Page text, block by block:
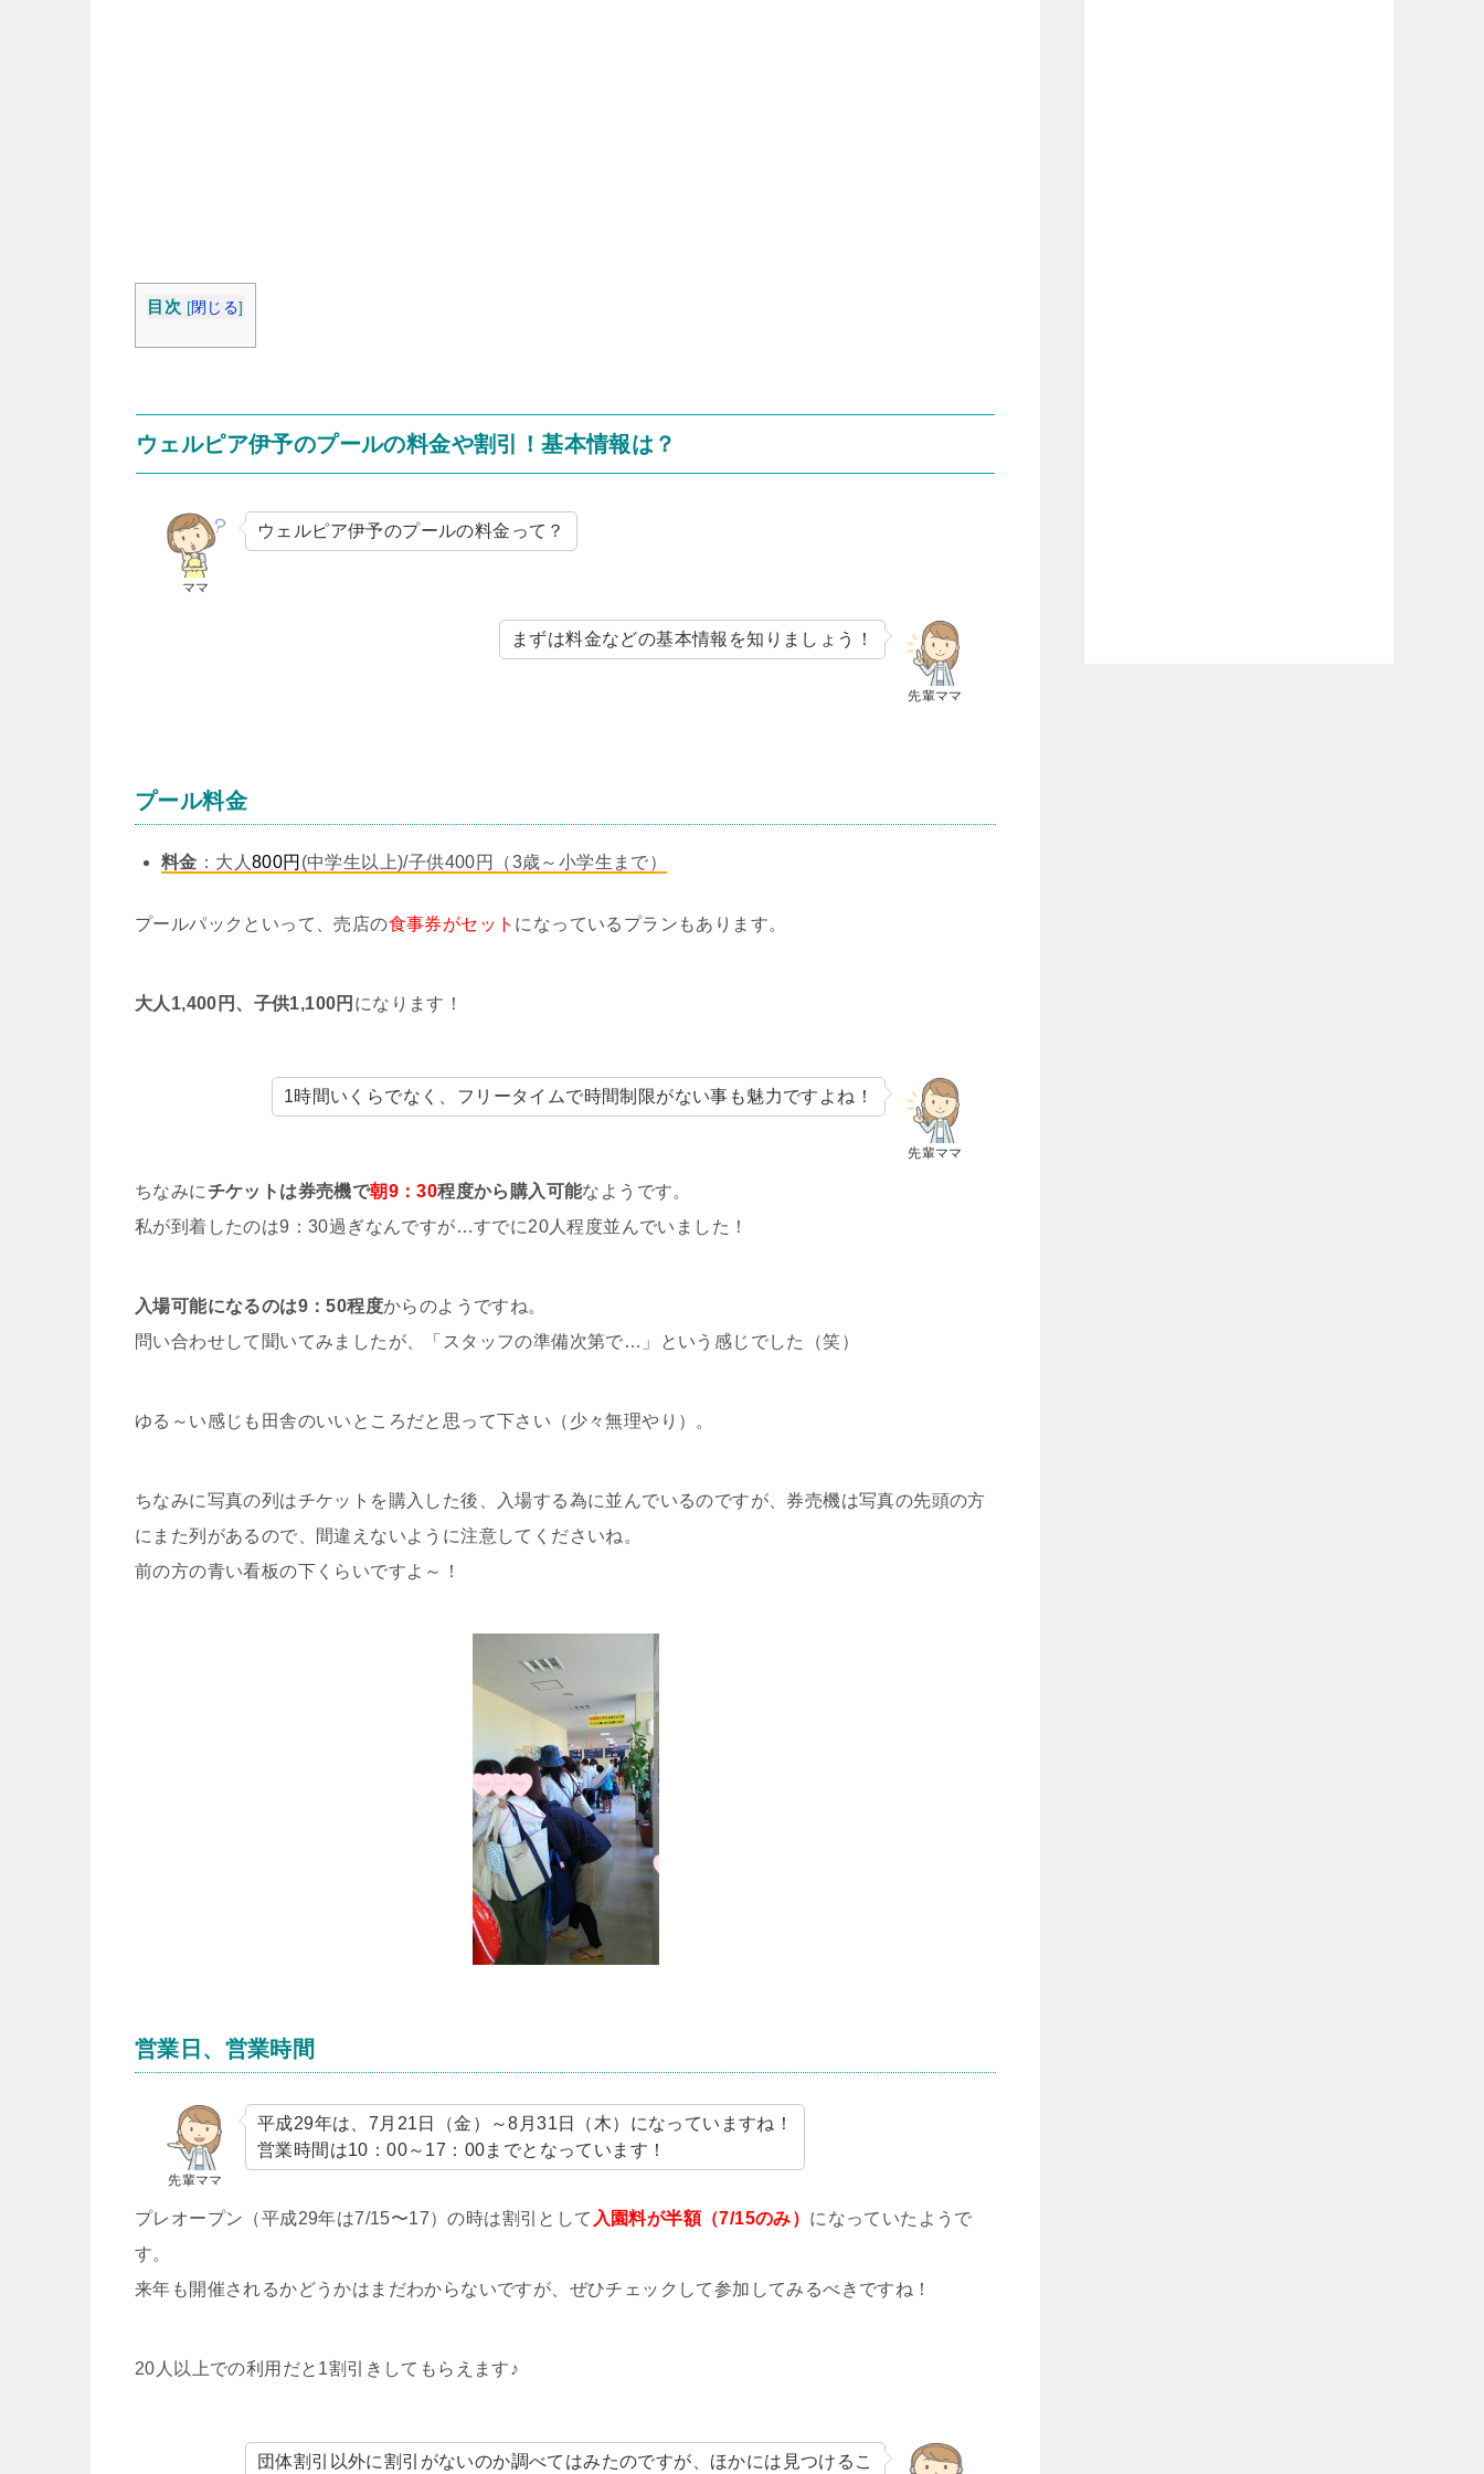
目次 [閉じる]
ウェルピア伊予のプールの料金や割引！基本情報は？
ママ
ウェルピア伊予のプールの料金って？
先輩ママ
まずは料金などの基本情報を知りましょう！
プール料金
料金 ：大人800円 (中学生以上)/子供400円（3歳～小学生まで）
プールパックといって、売店の食事券がセット になっているプランもあります。
大人1,400円、子供1,100円 になります！
先輩ママ
1時間いくらでなく、フリータイムで時間制限がない事も魅力ですよね！
ちなみにチケットは券売機で朝9：30程度から購入可能なようです。
私が到着したのは9：30過ぎなんですが…すでに20人程度並んでいました！
入場可能になるのは9：50程度からのようですね。
問い合わせして聞いてみましたが、「スタッフの準備次第で…」という感じでした（笑）
ゆる～い感じも田舎のいいところだと思って下さい（少々無理やり）。
ちなみに写真の列はチケットを購入した後、入場する為に並んでいるのですが、券売機は写真の先頭の方
にまた列があるので、間違えないように注意してくださいね。
前の方の青い看板の下くらいですよ～！
営業日、営業時間
先輩ママ
平成29年は、7月21日（金）～8月31日（木）になっていますね！
営業時間は10：00～17：00までとなっています！
プレオープン（平成29年は7/15〜17）の時は割引として 入園料が半額（7/15のみ） になっていたようで
す。
来年も開催されるかどうかはまだわからないですが、ぜひチェックして参加してみるべきですね！
20人以上での利用だと1割引きしてもらえます♪
団体割引以外に割引がないのか調べてはみたのですが、ほかには見つけるこ